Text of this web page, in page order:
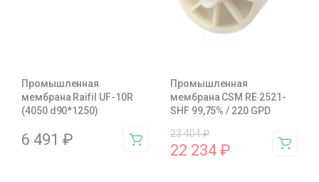
Промышленная
мембрана Raifil UF-10R
(4050 d90*1250)
6 491 ₽
Промышленная
мембрана CSM RE 2521-
SHF 99,75% / 220 GPD
23 404₽
22 234 ₽